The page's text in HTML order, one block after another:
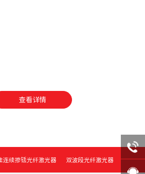
查看详情
连续掺铥光纤激光器 双波段光纤激光器